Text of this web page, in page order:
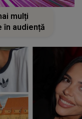
mulți
audiență